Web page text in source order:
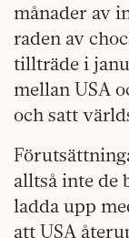
månader av
raden av
tillträde i
mellan USA
och satt
alltså inte de
ladda upp
att USA